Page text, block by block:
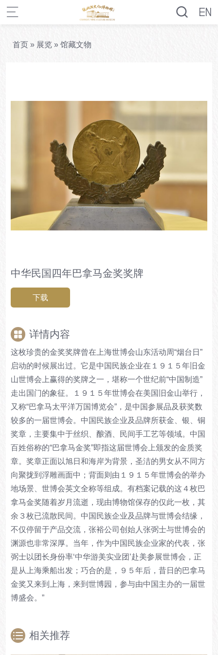
首页 » 展览 » 馆藏文物
中华民国四年巴拿马金奖奖牌
下载
详情内容
这枚珍贵的金奖奖牌曾在上海世博会山东活动周“烟台日”
启动的时候展出过。它是中国民族企业在１９１５年旧金
山世博会上赢得的奖牌之一，堪称一个世纪前“中国制造”
走出国门的象征。１９１５年世博会在美国旧金山举行，
又称“巴拿马太平洋万国博览会”，是中国参展品及获奖数
较多的一届世博会。中国民族企业及品牌所获金、银、铜
奖章，主要集中于丝织、酿酒、民间手工艺等领域。中国
百姓俗称的“巴拿马金奖”即指这届世博会上颁发的金质奖
章。奖章正面以旭日和海岸为背景，圣洁的男女从不同方
向聚拢到浮雕画面中；背面则由１９１５年世博会的举办
地场景、世博会英文全称等组成。有档案记载的这４枚巴
拿马金奖随着岁月流逝，现由博物馆保存的仅此一枚，其
余３枚已流散民间。中国民族企业及品牌与世博会结缘，
不仅停留于产品交流，张裕公司创始人张弼士与世博会的
渊源也非常深厚。当年，作为中国民族企业家的代表，张
弼士以团长身份率‘中华游美实业团’赴美参展世博会，正
是从上海乘船出发；巧合的是，９５年后，昔日的巴拿马
金奖又来到上海，来到世博园，参与由中国主办的一届世
博盛会。”
相关推荐